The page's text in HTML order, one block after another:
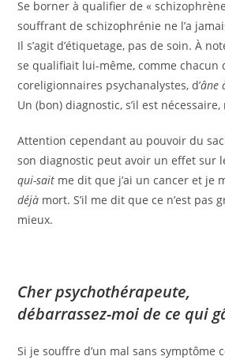
Se borner à qualifier de «
souffrant de schizophrénie ne l’a
Il s’agit d’étiquetage, pas de soin. À
se qualifiait lui-même, comme chacun
coreligionnaires psychanalystes, d’âne
Un (bon) diagnostic, s’il est nécessaire,
Attention cependant au pouvoir du
son diagnostic peut avoir un effet sur
qui-sait me dit que j’ai un cancer et je
déjà mort. S’il me dit que ce n’est pas
mieux.
Cher psychothérapeute,
débarrassez-moi de ce qui
Si je souffre d’un mal sans symptôme